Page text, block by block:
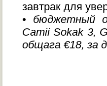
завтрак для
• бюджетный
Camii Sokak 3,
общага €18, за